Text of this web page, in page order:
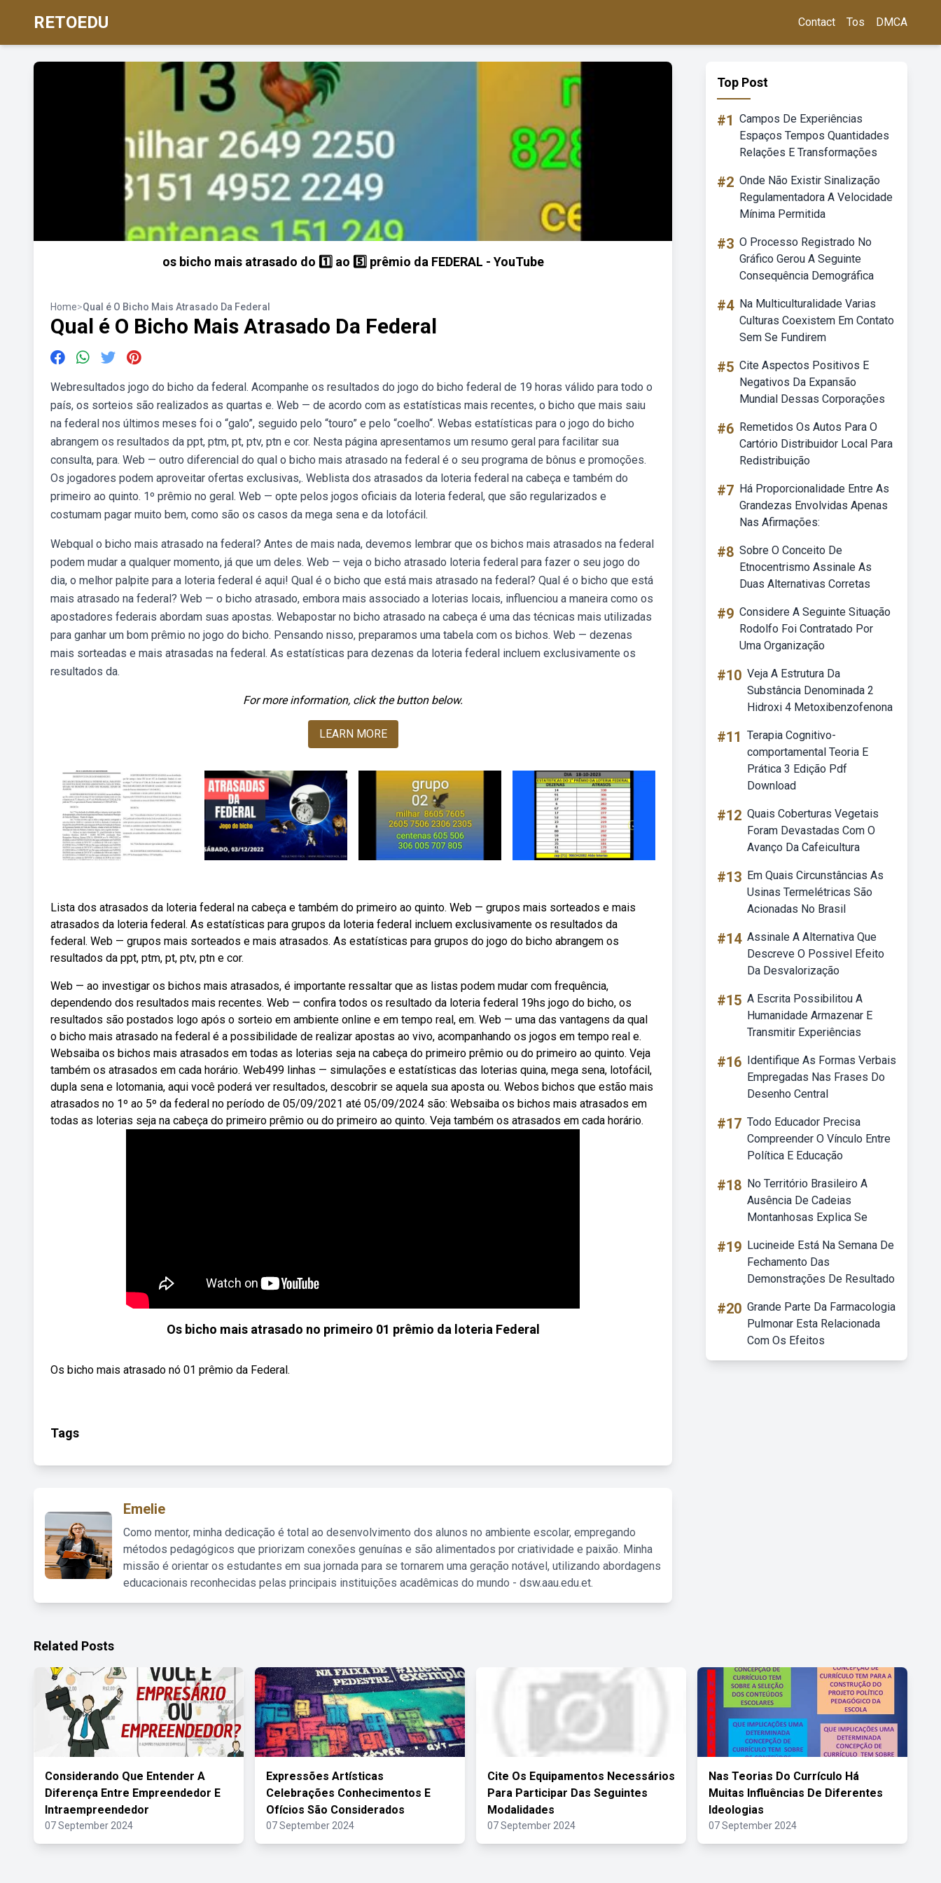
RETOEDU Contact Tos DMCA
os bicho mais atrasado do 1️⃣ ao 5️⃣ prêmio da FEDERAL - YouTube
Home>Qual é O Bicho Mais Atrasado Da Federal
Qual é O Bicho Mais Atrasado Da Federal
Webresultados jogo do bicho da federal. Acompanhe os resultados do jogo do bicho federal de 19 horas válido para todo o
país, os sorteios são realizados as quartas e. Web — de acordo com as estatísticas mais recentes, o bicho que mais saiu
na federal nos últimos meses foi o “galo”, seguido pelo “touro” e pelo “coelho“. Webas estatísticas para o jogo do bicho
abrangem os resultados da ppt, ptm, pt, ptv, ptn e cor. Nesta página apresentamos um resumo geral para facilitar sua
consulta, para. Web — outro diferencial do qual o bicho mais atrasado na federal é o seu programa de bônus e promoções.
Os jogadores podem aproveitar ofertas exclusivas,. Weblista dos atrasados da loteria federal na cabeça e também do
primeiro ao quinto. 1º prêmio no geral. Web — opte pelos jogos oficiais da loteria federal, que são regularizados e
costumam pagar muito bem, como são os casos da mega sena e da lotofácil.
Webqual o bicho mais atrasado na federal? Antes de mais nada, devemos lembrar que os bichos mais atrasados na federal
podem mudar a qualquer momento, já que um deles. Web — veja o bicho atrasado loteria federal para fazer o seu jogo do
dia, o melhor palpite para a loteria federal é aqui! Qual é o bicho que está mais atrasado na federal? Qual é o bicho que está
mais atrasado na federal? Web — o bicho atrasado, embora mais associado a loterias locais, influenciou a maneira como os
apostadores federais abordam suas apostas. Webapostar no bicho atrasado na cabeça é uma das técnicas mais utilizadas
para ganhar um bom prêmio no jogo do bicho. Pensando nisso, preparamos uma tabela com os bichos. Web — dezenas
mais sorteadas e mais atrasadas na federal. As estatísticas para dezenas da loteria federal incluem exclusivamente os
resultados da.
For more information, click the button below.
LEARN MORE
Lista dos atrasados da loteria federal na cabeça e também do primeiro ao quinto. Web — grupos mais sorteados e mais
atrasados da loteria federal. As estatísticas para grupos da loteria federal incluem exclusivamente os resultados da
federal. Web — grupos mais sorteados e mais atrasados. As estatísticas para grupos do jogo do bicho abrangem os
resultados da ppt, ptm, pt, ptv, ptn e cor.
Web — ao investigar os bichos mais atrasados, é importante ressaltar que as listas podem mudar com frequência,
dependendo dos resultados mais recentes. Web — confira todos os resultado da loteria federal 19hs jogo do bicho, os
resultados são postados logo após o sorteio em ambiente online e em tempo real, em. Web — uma das vantagens da qual
o bicho mais atrasado na federal é a possibilidade de realizar apostas ao vivo, acompanhando os jogos em tempo real e.
Websaiba os bichos mais atrasados em todas as loterias seja na cabeça do primeiro prêmio ou do primeiro ao quinto. Veja
também os atrasados em cada horário. Web499 linhas — simulações e estatísticas das loterias quina, mega sena, lotofácil,
dupla sena e lotomania, aqui você poderá ver resultados, descobrir se aquela sua aposta ou. Webos bichos que estão mais
atrasados no 1º ao 5º da federal no período de 05/09/2021 até 05/09/2024 são: Websaiba os bichos mais atrasados em
todas as loterias seja na cabeça do primeiro prêmio ou do primeiro ao quinto. Veja também os atrasados em cada horário.
Os bicho mais atrasado no primeiro 01 prêmio da loteria Federal
Os bicho mais atrasado nó 01 prêmio da Federal.
Tags
Emelie
Como mentor, minha dedicação é total ao desenvolvimento dos alunos no ambiente escolar, empregando
métodos pedagógicos que priorizam conexões genuínas e são alimentados por criatividade e paixão. Minha
missão é orientar os estudantes em sua jornada para se tornarem uma geração notável, utilizando abordagens
educacionais reconhecidas pelas principais instituições acadêmicas do mundo - dsw.aau.edu.et.
Top Post
#1 Campos De Experiências
Espaços Tempos Quantidades
Relações E Transformações
#2 Onde Não Existir Sinalização
Regulamentadora A Velocidade
Mínima Permitida
#3 O Processo Registrado No
Gráfico Gerou A Seguinte
Consequência Demográfica
#4 Na Multiculturalidade Varias
Culturas Coexistem Em Contato
Sem Se Fundirem
#5 Cite Aspectos Positivos E
Negativos Da Expansão
Mundial Dessas Corporações
#6 Remetidos Os Autos Para O
Cartório Distribuidor Local Para
Redistribuição
#7 Há Proporcionalidade Entre As
Grandezas Envolvidas Apenas
Nas Afirmações:
#8 Sobre O Conceito De
Etnocentrismo Assinale As
Duas Alternativas Corretas
#9 Considere A Seguinte Situação
Rodolfo Foi Contratado Por
Uma Organização
#10 Veja A Estrutura Da
Substância Denominada 2
Hidroxi 4 Metoxibenzofenona
#11 Terapia Cognitivo-
comportamental Teoria E
Prática 3 Edição Pdf
Download
#12 Quais Coberturas Vegetais
Foram Devastadas Com O
Avanço Da Cafeicultura
#13 Em Quais Circunstâncias As
Usinas Termelétricas São
Acionadas No Brasil
#14 Assinale A Alternativa Que
Descreve O Possivel Efeito
Da Desvalorização
#15 A Escrita Possibilitou A
Humanidade Armazenar E
Transmitir Experiências
#16 Identifique As Formas Verbais
Empregadas Nas Frases Do
Desenho Central
#17 Todo Educador Precisa
Compreender O Vínculo Entre
Política E Educação
#18 No Território Brasileiro A
Ausência De Cadeias
Montanhosas Explica Se
#19 Lucineide Está Na Semana De
Fechamento Das
Demonstrações De Resultado
#20 Grande Parte Da Farmacologia
Pulmonar Esta Relacionada
Com Os Efeitos
Related Posts
Considerando Que Entender A
Diferença Entre Empreendedor E
Intraempreendedor
07 September 2024
Expressões Artísticas
Celebrações Conhecimentos E
Ofícios São Considerados
07 September 2024
Cite Os Equipamentos Necessários
Para Participar Das Seguintes
Modalidades
07 September 2024
Nas Teorias Do Currículo Há
Muitas Influências De Diferentes
Ideologias
07 September 2024